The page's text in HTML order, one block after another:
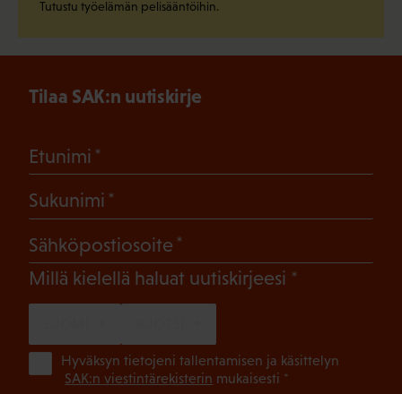
Tutustu työelämän pelisääntöihin.
Tilaa SAK:n uutiskirje
Etunimi
Sukunimi
Sähköpostiosoite
Millä kielellä haluat uutiskirjeesi (Pakollinen)
Hyväksyn tietojeni tallentamisen ja käsittelyn
SAK:n viestintärekisterin mukaisesti *